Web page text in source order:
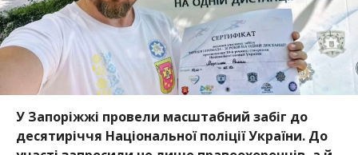
У Запоріжжі провели масштабний забіг до
десятиріччя Національної поліції України. До